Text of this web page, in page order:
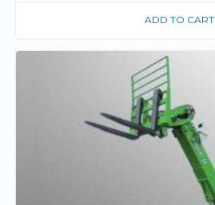
ADD TO CART